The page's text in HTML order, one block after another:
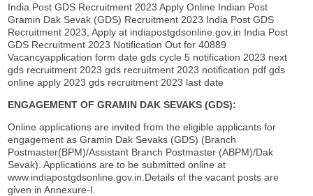
India Post GDS Recruitment 2023 Apply Online Indian Post
Gramin Dak Sevak (GDS) Recruitment 2023 India Post GDS
Recruitment 2023, Apply at indiapostgdsonline.gov.in India Post
GDS Recruitment 2023 Notification Out for 40889
Vacancyapplication form date gds cycle 5 notification 2023 next
gds recruitment 2023 gds recruitment 2023 notification pdf gds
online apply 2023 gds recruitment 2023 last date
ENGAGEMENT OF GRAMIN DAK SEVAKS (GDS):
Online applications are invited from the eligible applicants for
engagement as Gramin Dak Sevaks (GDS) (Branch
Postmaster(BPM)/Assistant Branch Postmaster (ABPM)/Dak
Sevak). Applications are to be submitted online at
www.indiapostgdsonline.gov.in.Details of the vacant posts are
given in Annexure-I.